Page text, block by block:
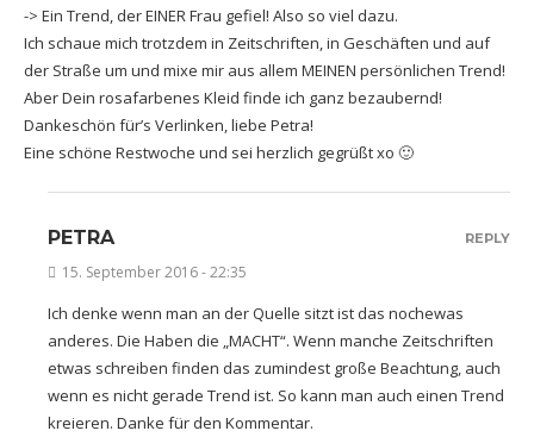
-> Ein Trend, der EINER Frau gefiel! Also so viel dazu.
Ich schaue mich trotzdem in Zeitschriften, in Geschäften und auf
der Straße um und mixe mir aus allem MEINEN persönlichen Trend!
Aber Dein rosafarbenes Kleid finde ich ganz bezaubernd!
Dankeschön für’s Verlinken, liebe Petra!
Eine schöne Restwoche und sei herzlich gegrüßt xo 🙂
PETRA
15. September 2016 - 22:35
Ich denke wenn man an der Quelle sitzt ist das nochewas
anderes. Die Haben die „MACHT“. Wenn manche Zeitschriften
etwas schreiben finden das zumindest große Beachtung, auch
wenn es nicht gerade Trend ist. So kann man auch einen Trend
kreieren. Danke für den Kommentar.
REPLY